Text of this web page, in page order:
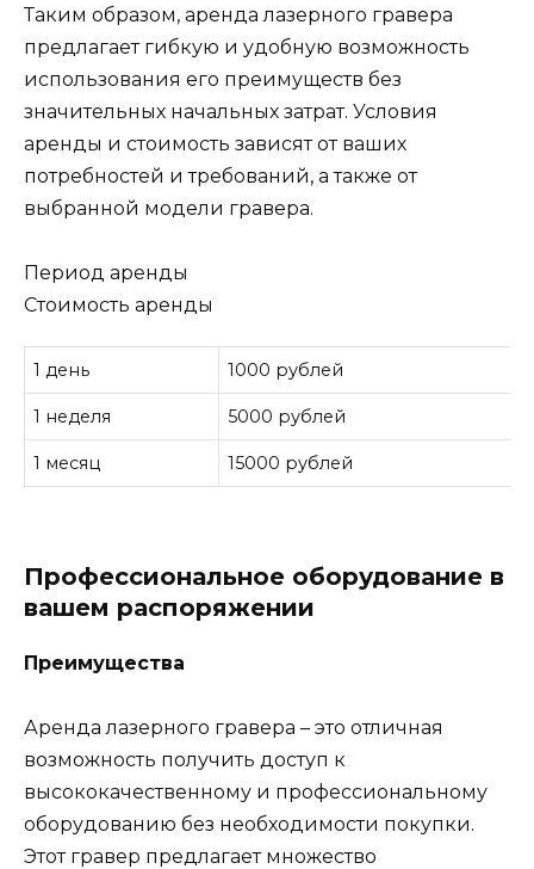
Таким образом, аренда лазерного гравера
предлагает гибкую и удобную возможность
использования его преимуществ без
значительных начальных затрат. Условия
аренды и стоимость зависят от ваших
потребностей и требований, а также от
выбранной модели гравера.
Период аренды
Стоимость аренды
1 день 1000 рублей
1 неделя 5000 рублей
1 месяц 15000 рублей
Профессиональное оборудование в
вашем распоряжении
Преимущества
Аренда лазерного гравера – это отличная
возможность получить доступ к
высококачественному и профессиональному
оборудованию без необходимости покупки.
Этот гравер предлагает множество